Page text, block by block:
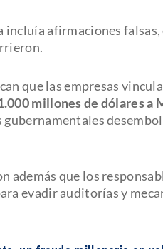
incluía afirmaciones
que las empresas
millones de dólares a
además que los
evadir auditorías y